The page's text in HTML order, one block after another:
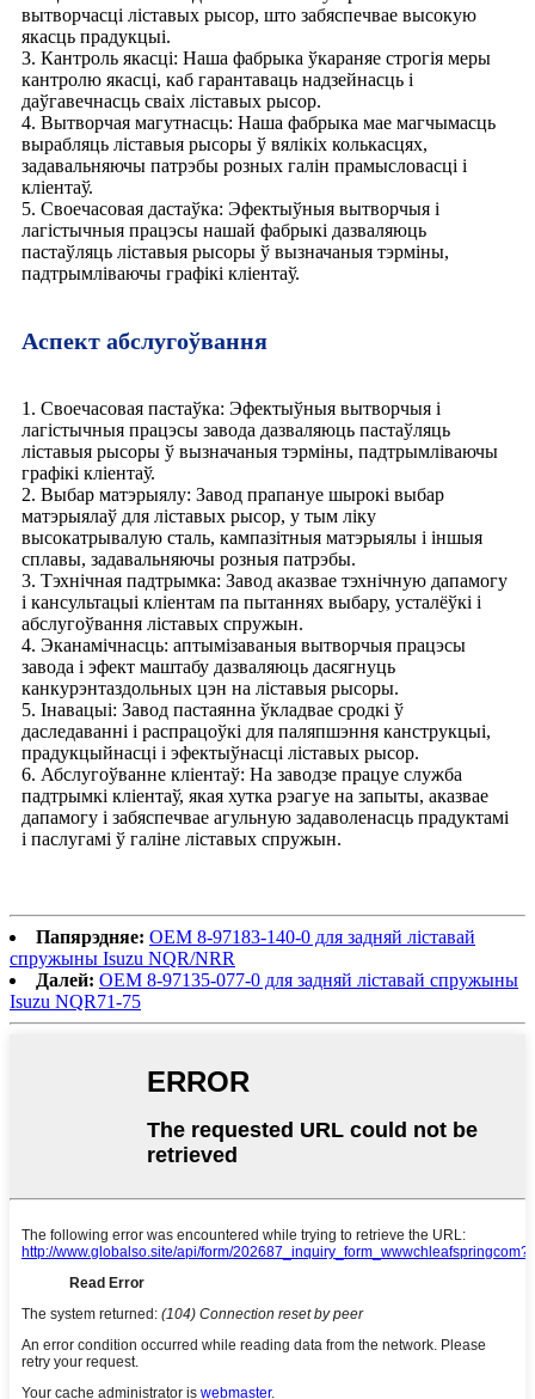
вытворчасці ліставых рысор, што забяспечвае высокую
якасць прадукцыі.
3. Кантроль якасці: Наша фабрыка ўкараняе строгія меры
кантролю якасці, каб гарантаваць надзейнасць і
даўгавечнасць сваіх ліставых рысор.
4. Вытворчая магутнасць: Наша фабрыка мае магчымасць
вырабляць ліставыя рысоры ў вялікіх колькасцях,
задавальняючы патрэбы розных галін прамысловасці і
кліентаў.
5. Своечасовая дастаўка: Эфектыўныя вытворчыя і
лагістычныя працэсы нашай фабрыкі дазваляюць
пастаўляць ліставыя рысоры ў вызначаныя тэрміны,
падтрымліваючы графікі кліентаў.
Аспект абслугоўвання
1. Своечасовая пастаўка: Эфектыўныя вытворчыя і
лагістычныя працэсы завода дазваляюць пастаўляць
ліставыя рысоры ў вызначаныя тэрміны, падтрымліваючы
графікі кліентаў.
2. Выбар матэрыялу: Завод прапануе шырокі выбар
матэрыялаў для ліставых рысор, у тым ліку
высокатрывалую сталь, кампазітныя матэрыялы і іншыя
сплавы, задавальняючы розныя патрэбы.
3. Тэхнічная падтрымка: Завод аказвае тэхнічную дапамогу
і кансультацыі кліентам па пытаннях выбару, усталёўкі і
абслугоўвання ліставых спружын.
4. Эканамічнасць: аптымізаваныя вытворчыя працэсы
завода і эфект маштабу дазваляюць дасягнуць
канкурэнтаздольных цэн на ліставыя рысоры.
5. Інавацыі: Завод пастаянна ўкладвае сродкі ў
даследаванні і распрацоўкі для паляпшэння канструкцыі,
прадукцыйнасці і эфектыўнасці ліставых рысор.
6. Абслугоўванне кліентаў: На заводзе працуе служба
падтрымкі кліентаў, якая хутка рэагуе на запыты, аказвае
дапамогу і забяспечвае агульную задаволенасць прадуктамі
і паслугамі ў галіне ліставых спружын.
Папярэдняе: OEM 8-97183-140-0 для задняй ліставай
спружыны Isuzu NQR/NRR
Далей: OEM 8-97135-077-0 для задняй ліставай спружыны
Isuzu NQR71-75